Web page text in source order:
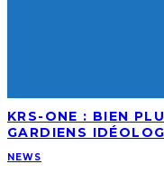
KRS-ONE : BIEN
GARDIENS
NEWS